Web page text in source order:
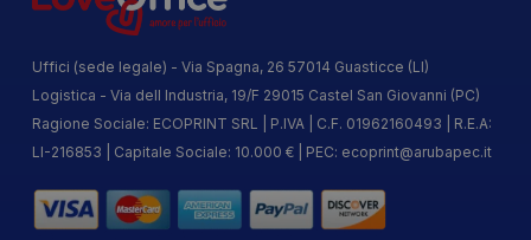
Uffici (sede legale) - Via Spagna, 26 57014 Guasticce (LI)
Logistica - Via dell Industria, 19/F 29015 Castel San Giovanni (PC)
Ragione Sociale: ECOPRINT SRL | P.IVA | C.F. 01962160493 | R.E.A:
LI-216853 | Capitale Sociale: 10.000 € | PEC: ecoprint@arubapec.it